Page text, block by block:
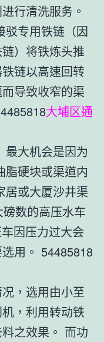
行清洗服务。
驳专用铁链（因
）将铁炼头推
链以高速回转
导致收窄的渠
大埔区通
最大机会是因为
脂硬块或渠道内
居或大厦沙井渠
数的高压水车
因压力过大会
用。 54485818
，选用由小至
，利用转动铁
之效果。 而功